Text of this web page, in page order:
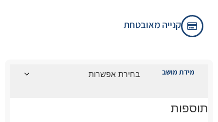
קנייה מאובטחת
מידת מושב
תוספות